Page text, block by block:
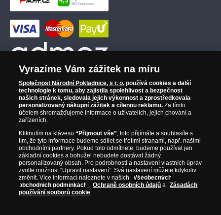
Vyrazíme Vám zážitek na míru
Společnost Národní Pokladnice, s r. o. používá cookies a další
technologie k tomu, aby zajistila spolehlivost a bezpečnost
našich stránek, sledovala jejich výkonnost a zprostředkovala
personalizovaný nákupní zážitek a cílenou reklamu. Za tímto
účelem shromažďujeme informace o uživatelích, jejich chování a
zařízeních.
Kliknutím na klávesu“Přijmout vše”, toto přijímáte a souhlasíte s
tím, že tyto informace budeme sdílet se třetími stranami, např. našimi
obchodními partnery. Pokud toto odmítnete, budeme používat jen
základní cookies a bohužel nebudete dostávat žádný
personalizovaný obsah. Pro podrobnosti a nastavení vlastních úprav
zvolte možnost “Upravit nastavení”. Svá nastavení můžete kdykoliv
změnit. Více informací naleznete v našich
Všeobecných
obchodních podmínkách , Ochraně osobních údajů a
Zásadách
používání souborů cookie.